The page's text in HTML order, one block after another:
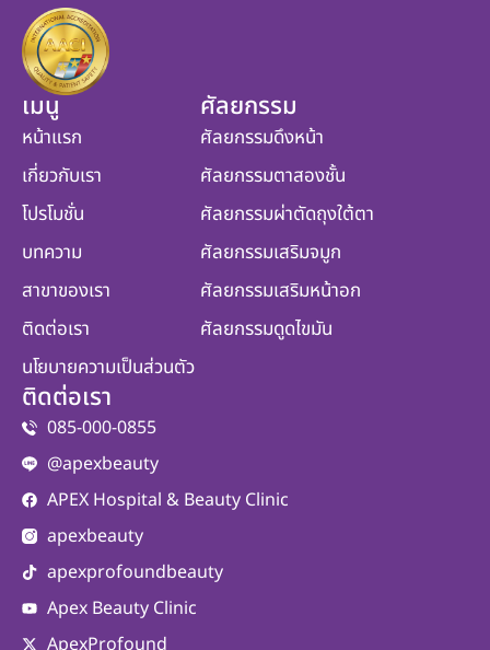
เมนู
หน้าแรก
เกี่ยวกับเรา
โปรโมชั่น
บทความ
สาขาของเรา
ติดต่อเรา
นโยบายความเป็นส่วนตัว
ศัลยกรรม
ศัลยกรรมดึงหน้า
ศัลยกรรมตาสองชั้น
ศัลยกรรมผ่าตัดถุงใต้ตา
ศัลยกรรมเสริมจมูก
ศัลยกรรมเสริมหน้าอก
ศัลยกรรมดูดไขมัน
ติดต่อเรา
085-000-0855
@apexbeauty
APEX Hospital & Beauty Clinic
apexbeauty
apexprofoundbeauty
Apex Beauty Clinic